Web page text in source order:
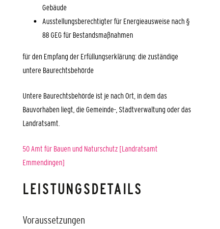
Gebäude
Ausstellungsberechtigter für Energieausweise nach §
88 GEG für Bestandsmaßnahmen
für den Empfang der Erfüllungserklärung: die zuständige
untere Baurechtsbehörde
Untere Baurechtsbehörde ist je nach Ort, in dem das
Bauvorhaben liegt, die Gemeinde-, Stadtverwaltung oder das
Landratsamt.
50 Amt für Bauen und Naturschutz [Landratsamt
Emmendingen]
LEISTUNGSDETAILS
Voraussetzungen